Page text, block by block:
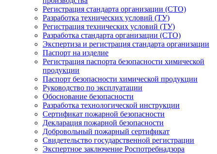
Регистрация стандарта организации (СТО)
Разработка технических условий (ТУ)
Регистрация технических условий (ТУ)
Разработка стандарта организации (СТО)
Экспертиза и регистрация стандарта организации
Паспорт на изделие
Регистрация паспорта безопасности химической
продукции
Паспорт безопасности химической продукции
Руководство по эксплуатации
Обоснование безопасности
Разработка технологической инструкции
Сертификат пожарной безопасности
Декларация пожарной безопасности
Добровольный пожарный сертификат
Свидетельство государственной регистрации
Экспертное заключение Роспотребнадзора